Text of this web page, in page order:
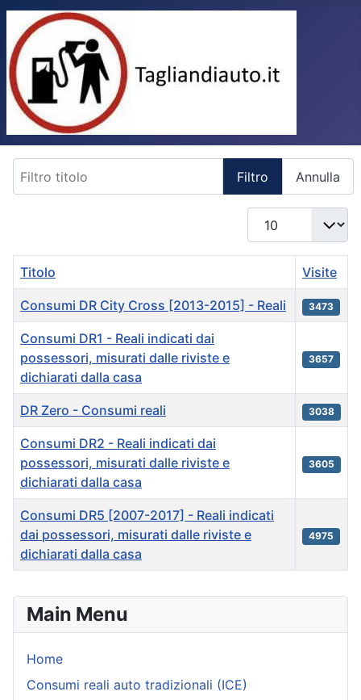
Main Menu
Home
Consumi reali auto tradizionali (ICE)
Filtro Annulla
Visualizza n.
Titolo Visite
Consumi DR City Cross [2013-2015] - Reali 3473
Consumi DR1 - Reali indicati dai
possessori, misurati dalle riviste e
dichiarati dalla casa
3657
DR Zero - Consumi reali 3038
Consumi DR2 - Reali indicati dai
possessori, misurati dalle riviste e
dichiarati dalla casa
3605
Consumi DR5 [2007-2017] - Reali indicati
dai possessori, misurati dalle riviste e
dichiarati dalla casa
4975